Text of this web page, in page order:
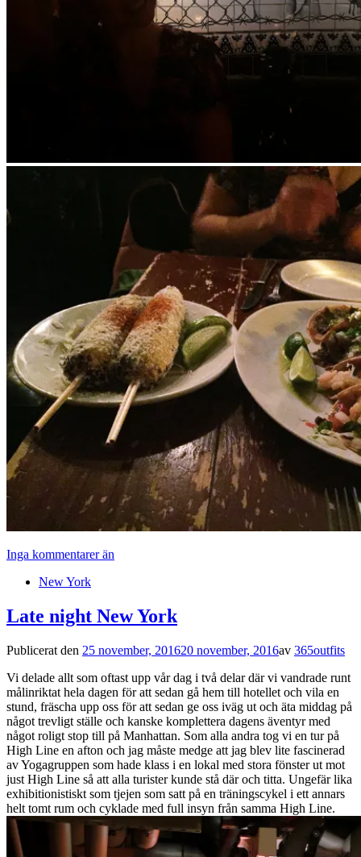
Inga kommentarer än
New York
Late night New York
Publicerat den 25 november, 201620 november, 2016av 365outfits
Vi delade allt som oftast upp vår dag i två delar där vi vandrade runt
målinriktat hela dagen för att sedan gå hem till hotellet och vila en
stund, fräscha upp oss för att sedan ge oss iväg ut och äta middag på
något trevligt ställe och kanske komplettera dagens äventyr med
något roligt stop till på Manhattan. Som alla andra tog vi en tur på
High Line en afton och jag måste medge att jag blev lite fascinerad
av Yogagruppen som hade klass i en lokal med stora fönster ut mot
just High Line så att alla turister kunde stå där och titta. Ungefär lika
exhibitionistiskt som tjejen som satt på en träningscykel i ett annars
helt tomt rum och cyklade med full insyn från samma High Line.